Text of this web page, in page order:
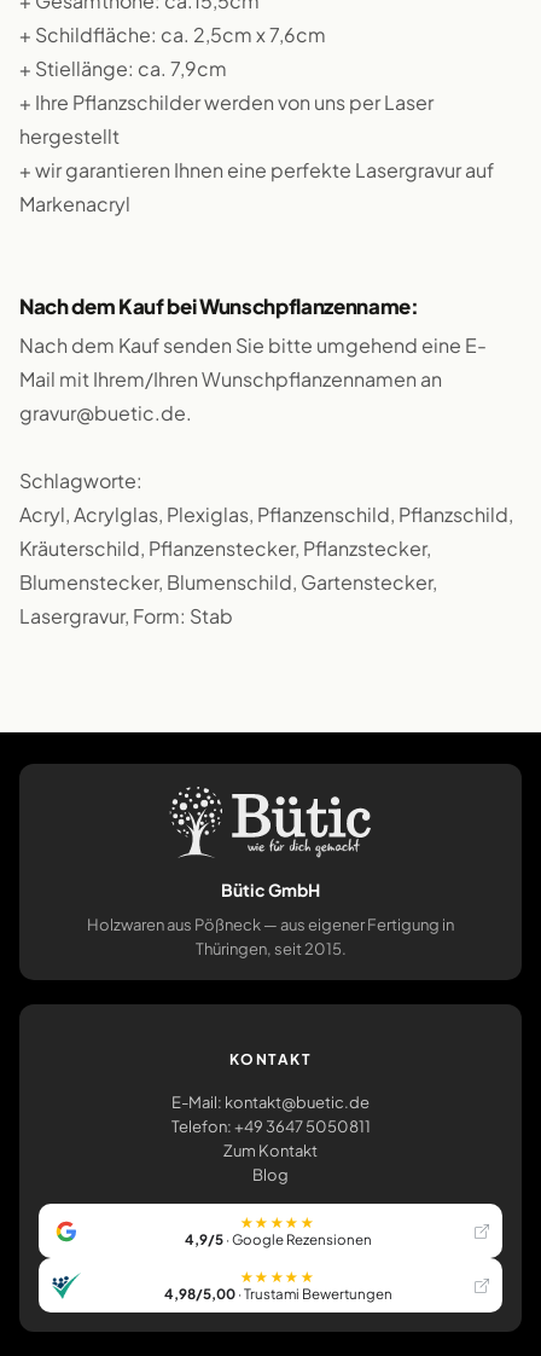
+ Schildfläche: ca. 2,5cm x 7,6cm
+ Stiellänge: ca. 7,9cm
+ Ihre Pflanzschilder werden von uns per Laser
hergestellt
+ wir garantieren Ihnen eine perfekte Lasergravur auf
Markenacryl
Nach dem Kauf bei Wunschpflanzenname:
Nach dem Kauf senden Sie bitte umgehend eine E-
Mail mit Ihrem/Ihren Wunschpflanzennamen an
gravur@buetic.de.
Schlagworte:
Acryl, Acrylglas, Plexiglas, Pflanzenschild, Pflanzschild,
Kräuterschild, Pflanzenstecker, Pflanzstecker,
Blumenstecker, Blumenschild, Gartenstecker,
Lasergravur, Form: Stab
Bütic GmbH
Holzwaren aus Pößneck — aus eigener Fertigung in
Thüringen, seit 2015.
KONTAKT
E-Mail: kontakt@buetic.de
Telefon: +49 3647 5050811
Zum Kontakt
Blog
★★★★★
4,9/5· Google Rezensionen
★★★★★
4,98/5,00· Trustami Bewertungen